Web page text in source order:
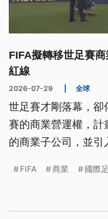
FIFA擬轉移世足賽
紅線
2026-07-29 全球
世足賽才剛落幕，卻
賽的商業營運權，
的商業子公司，並引
出，歐洲足總表達
絕非交易資產。
FIFA 商業 國際